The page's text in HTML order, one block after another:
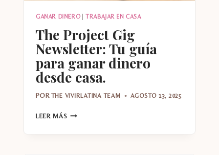
GANAR DINERO| TRABAJAR EN CASA
The Project Gig
Newsletter: Tu guía
para ganar dinero
desde casa.
POR THE VIVIRLATINA TEAM AGOSTO 13, 2025
LEER MÁS THE